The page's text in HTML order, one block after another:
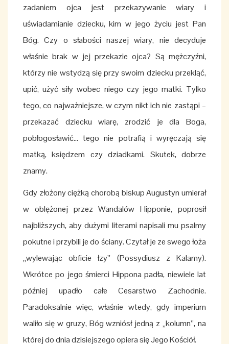
zadaniem ojca jest przekazywanie wiary i
uświadamianie dziecku, kim w jego życiu jest Pan
Bóg. Czy o słabości naszej wiary, nie decyduje
właśnie brak w jej przekazie ojca? Są mężczyźni,
którzy nie wstydzą się przy swoim dziecku przekląć,
upić, użyć siły wobec niego czy jego matki. Tylko
tego, co najważniejsze, w czym nikt ich nie zastąpi –
przekazać dziecku wiarę, zrodzić je dla Boga,
pobłogosławić... tego nie potrafią i wyręczają się
matką, księdzem czy dziadkami. Skutek, dobrze
znamy.
Gdy złożony ciężką chorobą biskup Augustyn umierał
w oblężonej przez Wandalów Hipponie, poprosił
najbliższych, aby dużymi literami napisali mu psalmy
pokutne i przybili je do ściany. Czytał je ze swego łoża
„wylewając obficie łzy” (Possydiusz z Kalamy).
Wkrótce po jego śmierci Hippona padła, niewiele lat
później upadło całe Cesarstwo Zachodnie.
Paradoksalnie więc, właśnie wtedy, gdy imperium
waliło się w gruzy, Bóg wzniósł jedną z „kolumn”, na
której do dnia dzisiejszego opiera się Jego Kościół.